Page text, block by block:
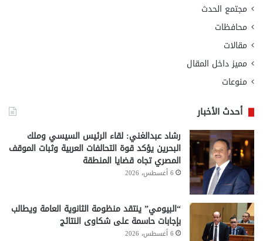
مجتمع الحدث
محافظات
مقالات
مميز داخل المقال
منوعات
أحدث الأخبار
رشاد عبدالغني: لقاء الرئيس السيسي وملك
البحرين يؤكد قوة التحالفات العربية وثبات الموقف
المصري تجاه قضايا المنطقة
6 أغسطس، 2026
“البيومي” ينتقد منظومة الثانوية العامة ويطالب
بإجابات حاسمة على شكاوى النتائج
6 أغسطس، 2026